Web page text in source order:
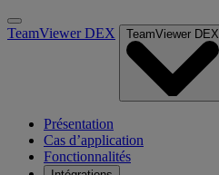
TeamViewer DEX TeamViewer DEX
Présentation
Cas d’application
Fonctionnalités